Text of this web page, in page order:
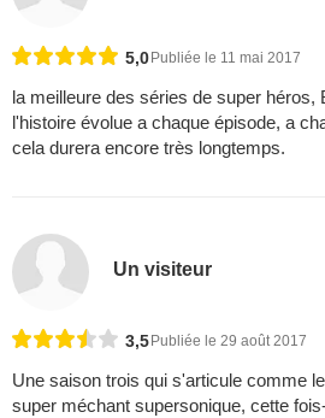
5,0Publiée le 11 mai 2017
la meilleure des séries de super héros,
l'histoire évolue a chaque épisode, a
cela durera encore très longtemps.
Un visiteur
3,5Publiée le 29 août 2017
Une saison trois qui s'articule comme
super méchant supersonique, cette